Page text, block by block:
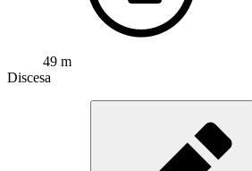
49 m
Discesa